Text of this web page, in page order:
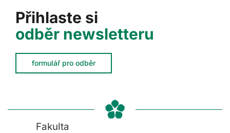
Přihlaste si
odběr newsletteru
formulář pro odběr
Fakulta